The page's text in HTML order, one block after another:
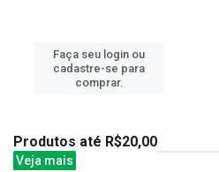
Faça seu login ou
cadastre-se para
comprar.
Produtos até R$20,00
Veja mais